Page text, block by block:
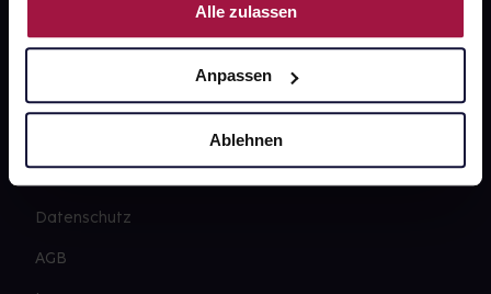
Alle zulassen
Anpassen
Ablehnen
Barrierefreiheitserklärung
Datenschutz
AGB